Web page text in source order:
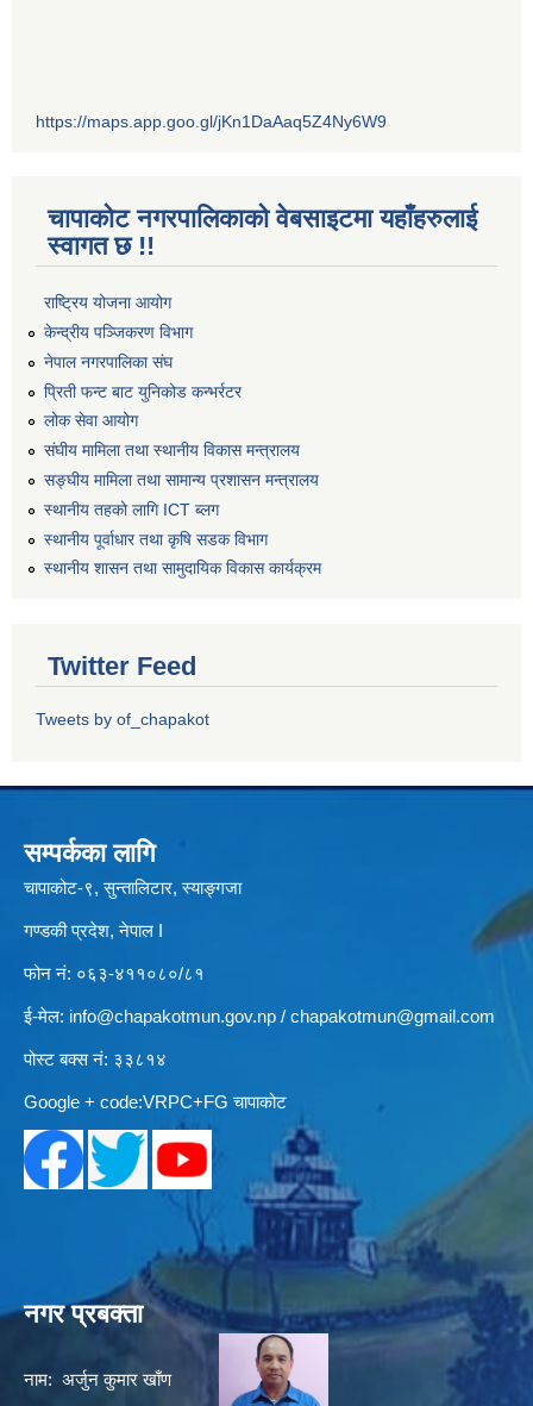
https://maps.app.goo.gl/jKn1DaAaq5Z4Ny6W9
चापाकोट नगरपालिकाको वेबसाइटमा यहाँहरुलाई
स्वागत छ !!
राष्ट्रिय योजना आयोग
केन्द्रीय पञ्जिकरण विभाग
नेपाल नगरपालिका संघ
प्रिती फन्ट बाट युनिकोड कन्भर्रटर
लोक सेवा आयोग
संघीय मामिला तथा स्थानीय विकास मन्त्रालय
सङ्घीय मामिला तथा सामान्य प्रशासन मन्त्रालय
स्थानीय तहको लागि ICT ब्लग
स्थानीय पूर्वाधार तथा कृषि सडक विभाग
स्थानीय शासन तथा सामुदायिक विकास कार्यक्रम
Twitter Feed
Tweets by of_chapakot
सम्पर्कका लागि
चापाकोट-९, सुन्तालिटार, स्याङ्गजा
गण्डकी प्रदेश, नेपाल I
फोन नं: ०६३-४११०८०/८१
ई-मेल: info@chapakotmun.gov.np / chapakotmun@gmail.com
पोस्ट बक्स नं: ३३८१४
Google + code:VRPC+FG चापाकोट
नगर प्रबक्ता
नाम: अर्जुन कुमार खाँण